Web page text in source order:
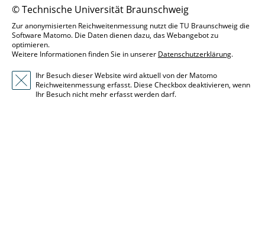
© Technische Universität Braunschweig
Zur anonymisierten Reichweitenmessung nutzt die TU Braunschweig die
Software Matomo. Die Daten dienen dazu, das Webangebot zu
optimieren.
Weitere Informationen finden Sie in unserer Datenschutzerklärung.
Ihr Besuch dieser Website wird aktuell von der Matomo
Reichweitenmessung erfasst. Diese Checkbox deaktivieren, wenn
Ihr Besuch nicht mehr erfasst werden darf.